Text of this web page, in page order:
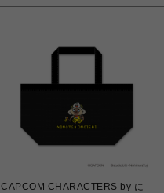
CAPCOM CHARACTERS by に